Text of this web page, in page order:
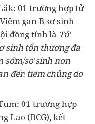
01 trường hợp tử
gan B sơ sinh
đồng tỉnh là Tử
sinh tổn thương đa
sớm/sơ sinh non
đến tiêm chủng do
01 trường hợp
Lao (BCG), kết